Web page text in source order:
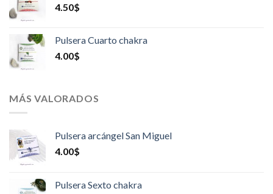
4.50$
Pulsera Cuarto chakra
4.00$
MÁS VALORADOS
Pulsera arcángel San Miguel
4.00$
Pulsera Sexto chakra